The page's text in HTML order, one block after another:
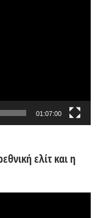
01:07:00
ελίτ και η